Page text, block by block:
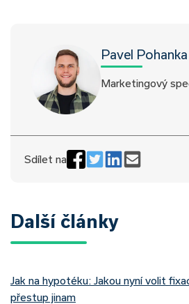
Pavel Pohanka
Marketingový
Sdílet na
Další články
Jak na hypotéku: Jakou nyní volit
přestup jinam